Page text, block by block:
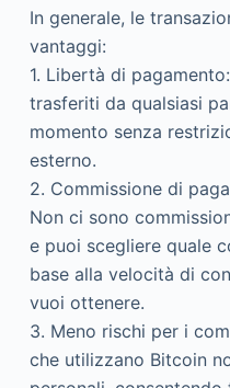
In generale, le
vantaggi:
1. Libertà di
trasferiti da qualsiasi
momento senza
esterno.
2. Commissione di
Non ci sono
e puoi scegliere quale
base alla velocità di
vuoi ottenere.
3. Meno rischi per i
che utilizzano Bitcoin